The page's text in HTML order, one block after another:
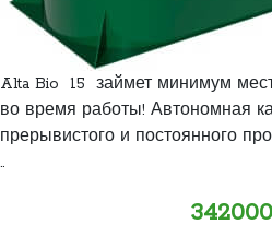
Alta Bio 15 займет минимум
во время работы! Автономная
прерывистого и постоянного
..